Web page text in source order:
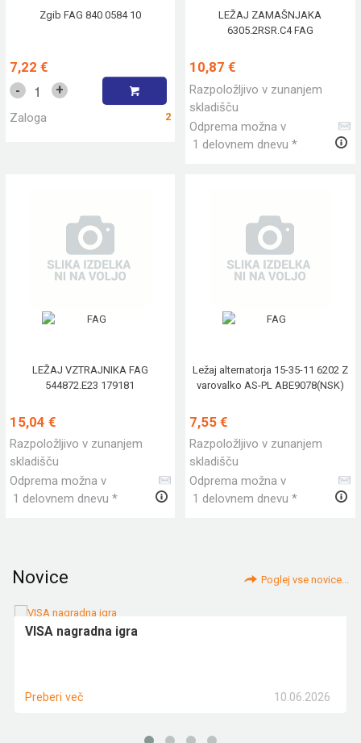
Zgib FAG 840 0584 10
7,22 €
- +
Zaloga 2
LEŽAJ ZAMAŠNJAKA
6305.2RSR.C4 FAG
10,87 €
Razpoložljivo v zunanjem
skladišču
Odprema možna v
1 delovnem dnevu *
LEŽAJ VZTRAJNIKA FAG
544872.E23 179181
15,04 €
Razpoložljivo v zunanjem
skladišču
Odprema možna v
1 delovnem dnevu *
Ležaj alternatorja 15-35-11 6202 Z
varovalko AS-PL ABE9078(NSK)
7,55 €
Razpoložljivo v zunanjem
skladišču
Odprema možna v
1 delovnem dnevu *
Novice Poglej vse novice...
VISA nagradna igra
10.06.2026
Preberi več